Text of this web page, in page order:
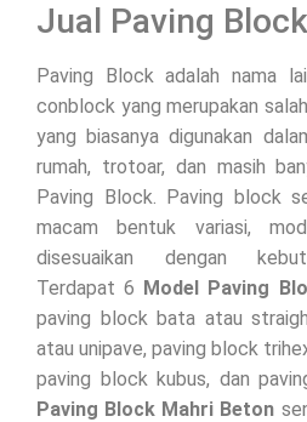
Jual Paving
Paving Block adalah nama
conblock yang merupakan
yang biasanya digunakan
rumah, trotoar, dan masih
Paving Block. Paving block
macam bentuk variasi,
disesuaikan dengan
Terdapat 6 Model Paving
paving block bata atau
atau unipave, paving block
paving block kubus, dan
Paving Block Mahri Beton